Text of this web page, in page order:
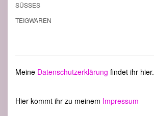
SÜSSES
TEIGWAREN
Meine Datenschutzerklärung findet ihr hier.
Hier kommt ihr zu meinem Impressum